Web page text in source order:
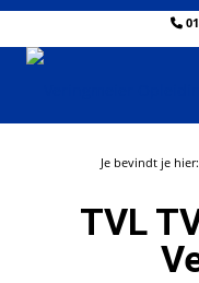
Je bevindt je hier:
TVL